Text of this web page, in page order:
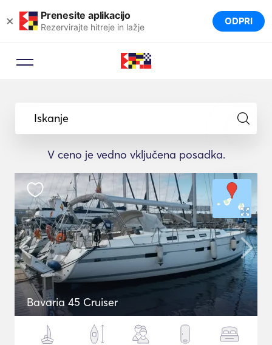
× Prenesite aplikacijo
Rezervirajte hitreje in lažje ODPRI
Iskanje
V ceno je vedno vključena posadka.
Bavaria 45 Cruiser